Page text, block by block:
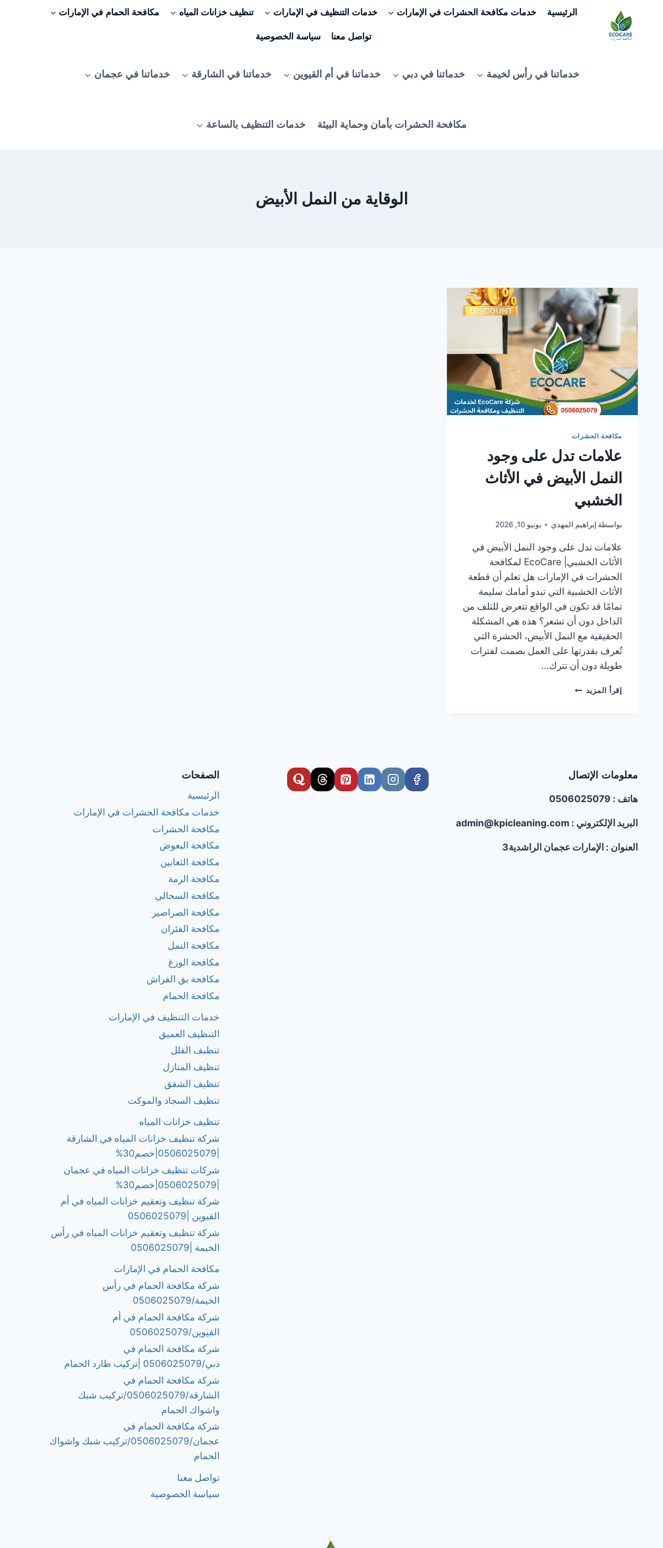
المحتوى
الرئيسية خدمات مكافحة الحشرات في الإمارات خدمات التنظيف في الإمارات تنظيف خزانات المياه مكافحة الحمام في الإمارات
تواصل معنا سياسة الخصوصية
خدماتنا في رأس لخيمة خدماتنا في دبي خدماتنا في أم القيوين خدماتنا في الشارقة خدماتنا في عجمان
مكافحة الحشرات بأمان وحماية البيئة خدمات التنظيف بالساعة
الوقاية من النمل الأبيض
مكافحة الحشرات
علامات تدل على وجود
النمل الأبيض في الأثاث
الخشبي
بواسطة إبراهيم المهدي يونيو 10, 2026
علامات تدل على وجود النمل الأبيض في
الأثاث الخشبي| EcoCare لمكافحة
الحشرات في الإمارات هل تعلم أن قطعة
الأثاث الخشبية التي تبدو أمامك سليمة
تمامًا قد تكون في الواقع تتعرض للتلف من
الداخل دون أن تشعر؟ هذه هي المشكلة
الحقيقية مع النمل الأبيض، الحشرة التي
تُعرف بقدرتها على العمل بصمت لفترات
طويلة دون أن تترك…
إقرأ المزيد علامات
الأثاث
الخشبي
معلومات الإتصال
هاتف : 0506025079
البريد الإلكتروني : admin@kpicleaning.com
العنوان : الإمارات عجمان الراشدية3
الصفحات
الرئيسية
خدمات مكافحة الحشرات في الإمارات
مكافحة الحشرات
مكافحة البعوض
مكافحة الثعابين
مكافحة الرمة
مكافحة السحالي
مكافحة الصراصير
مكافحة الفئران
مكافحة النمل
مكافحة الوزغ
مكافحة بق الفراش
مكافحة الحمام
خدمات التنظيف في الإمارات
التنظيف العميق
تنظبف الفلل
تنظيف المنازل
تنظيف الشقق
تنظيف السجاد والموكت
تنظيف خزانات المياه
شركة تنظيف خزانات المياه في الشارقة
شركات تنظيف خزانات المياه في عجمان
شركة تنظيف وتعقيم خزانات المياه في أم
القيوين |0506025079
شركة تنظيف وتعقيم خزانات المياه في رأس
الخيمة |0506025079
مكافحة الحمام في الإمارات
شركة مكافحة الحمام في رأس
الخيمة/0506025079
شركة مكافحة الحمام في أم
القيوين/0506025079
شركة مكافحة الحمام في
دبي/0506025079 |تركيب طارد الحمام
شركة مكافحة الحمام في
الشارقة/0506025079/تركيب شبك
واشواك الحمام
شركة مكافحة الحمام في
عجمان/0506025079/تركيب شبك واشواك
الحمام
تواصل معنا
سياسة الخصوصية